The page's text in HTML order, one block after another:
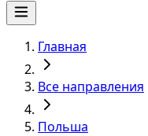
Главная
Все направления
Польша